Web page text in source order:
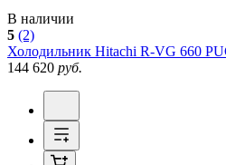
В наличии
5 (2)
Холодильник Hitachi R-VG 660
144 620 руб.